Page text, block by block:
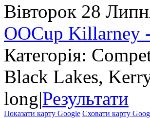
Вівторок 28
OOCup Killarney
Категорія:
Black Lakes,
long|Результати
Показати карту Google Сховати карту